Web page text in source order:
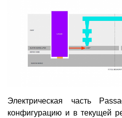
Электрическая часть
конфигурацию и в текущей